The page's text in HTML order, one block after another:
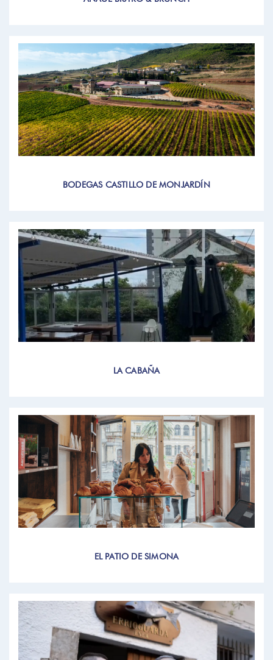
BODEGAS CASTILLO DE MONJARDÍN
LA CABAÑA
EL PATIO DE SIMONA